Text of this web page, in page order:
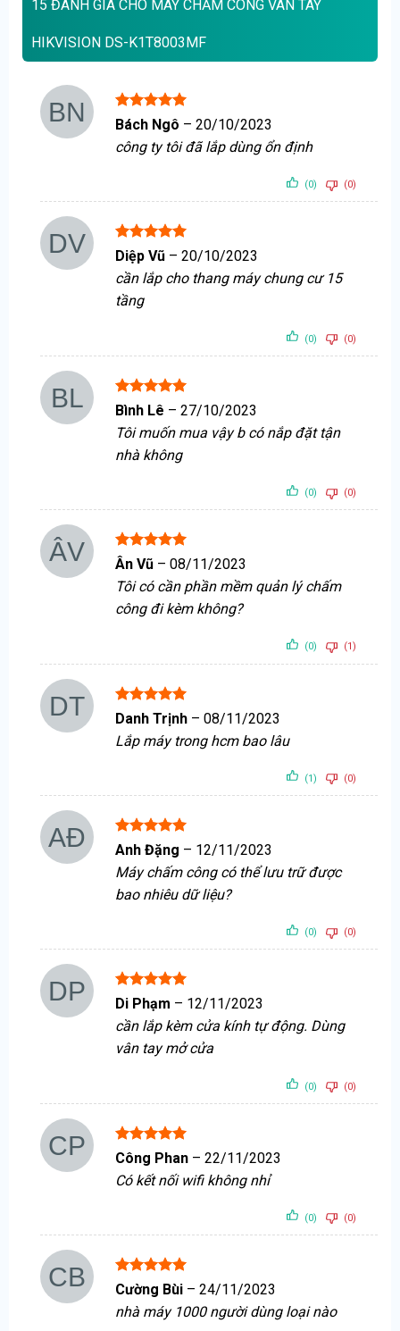
15 ĐÁNH GIÁ CHO MÁY CHẤM CÔNG VÂN TAY
HIKVISION DS-K1T8003MF
Được xếp
5
sao
Bách Ngô – 20/10/2023
công ty tôi đã lắp dùng ổn định
(0) (0)
Được xếp
hạng
5
sao
Diệp Vũ – 20/10/2023
cần lắp cho thang máy chung cư 15
tầng
(0) (0)
Được xếp
sao
Bình Lê – 27/10/2023
Tôi muốn mua vậy b có nắp đặt tận
nhà không
(0) (0)
Được xếp
hạng
sao
Ân Vũ – 08/11/2023
Tôi có cần phần mềm quản lý chấm
công đi kèm không?
(0) (1)
Được xếp
hạng 55
sao
Danh Trịnh – 08/11/2023
Lắp máy trong hcm bao lâu
(1) (0)
Được xếp
55
sao
Anh Đặng – 12/11/2023
Máy chấm công có thể lưu trữ được
bao nhiêu dữ liệu?
(0) (0)
Được xếp
5
sao
Di Phạm – 12/11/2023
cần lắp kèm cửa kính tự động. Dùng
vân tay mở cửa
(0) (0)
Được xếp
hạng
sao
Công Phan – 22/11/2023
Có kết nối wifi không nhỉ
(0) (0)
Được xếp
hạng 55
sao
Cường Bùi – 24/11/2023
nhà máy 1000 người dùng loại nào